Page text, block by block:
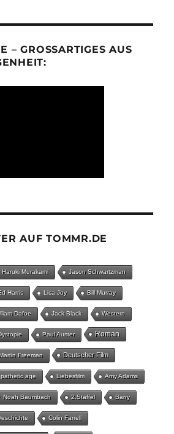
– GROSSARTIGES AUS D
AUF TOMMR.DE
Haruki Murakami Jason Schwartzman
Harris Lisa Joy Bill Murray
Dafoe Jack Black Western
Paul Auster Roman
Martin Freeman Deutscher Film
age Liebesfilm Amy Adams
Noah Baumbach 2.Staffel Barry
Colin Farrell